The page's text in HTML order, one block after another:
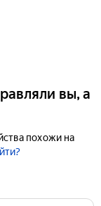
вы, а
похожи на